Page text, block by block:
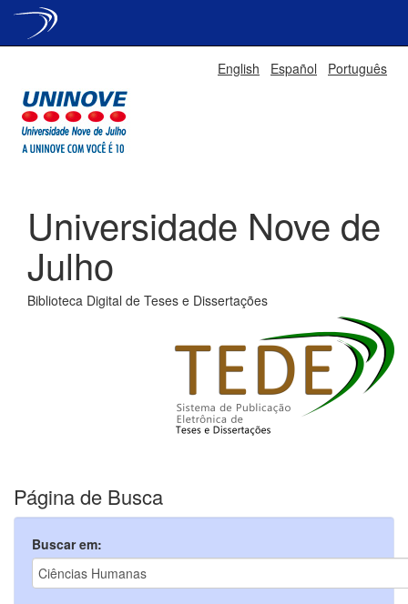
English Español Português
Universidade Nove de
Julho
Biblioteca Digital de Teses e Dissertações
Página de Busca
Buscar em: